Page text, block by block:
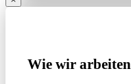
Wie wir arbeiten